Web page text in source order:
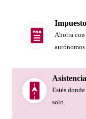
Ahorra
autónomos
Estés
solo.